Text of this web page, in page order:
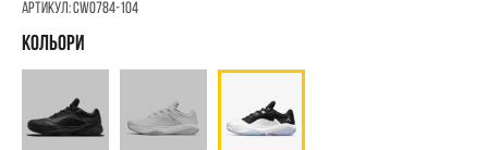
Артикул:CW0784-104